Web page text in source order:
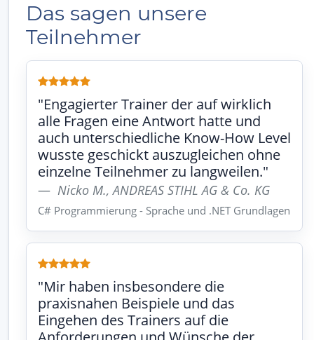
Das sagen unsere
Teilnehmer
"Engagierter Trainer der auf wirklich
alle Fragen eine Antwort hatte und
auch unterschiedliche Know-How Level
wusste geschickt auszugleichen ohne
einzelne Teilnehmer zu langweilen."
Nicko M., ANDREAS STIHL AG & Co. KG
C# Programmierung - Sprache und .NET Grundlagen
"Mir haben insbesondere die
praxisnahen Beispiele und das
Eingehen des Trainers auf die